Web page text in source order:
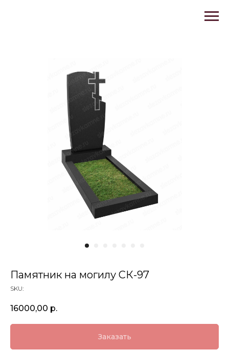
Памятник на могилу СК-97
SKU:
16000,00 р.
Заказать